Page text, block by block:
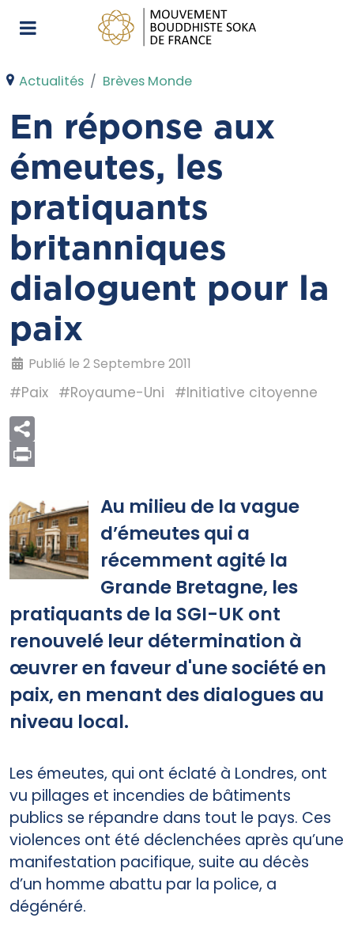
Actualités Brèves Monde
En réponse aux
émeutes, les
pratiquants
britanniques
dialoguent pour la
paix
Publié le 2 Septembre 2011
#Paix #Royaume-Uni #Initiative citoyenne
Au milieu de la vague
d’émeutes qui a
récemment agité la
Grande Bretagne, les
pratiquants de la SGI-UK ont
renouvelé leur détermination à
œuvrer en faveur d'une société en
paix, en menant des dialogues au
niveau local.
Les émeutes, qui ont éclaté à Londres, ont
vu pillages et incendies de bâtiments
publics se répandre dans tout le pays. Ces
violences ont été déclenchées après qu’une
manifestation pacifique, suite au décès
d’un homme abattu par la police, a
dégénéré.